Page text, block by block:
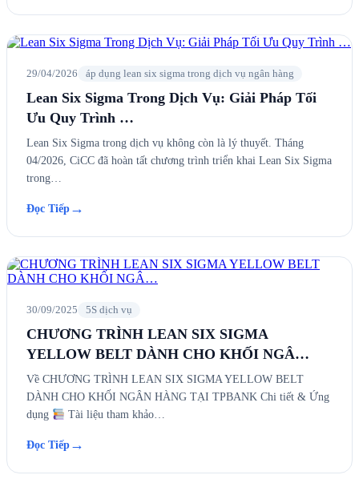
29/04/2026 áp dụng lean six sigma trong dịch vụ ngân hàng
Lean Six Sigma Trong Dịch Vụ: Giải Pháp Tối
Ưu Quy Trình …
Lean Six Sigma trong dịch vụ không còn là lý thuyết. Tháng
04/2026, CiCC đã hoàn tất chương trình triển khai Lean Six Sigma
trong…
Đọc Tiếp →
30/09/2025 5S dịch vụ
CHƯƠNG TRÌNH LEAN SIX SIGMA
YELLOW BELT DÀNH CHO KHỐI NGÂ…
Về CHƯƠNG TRÌNH LEAN SIX SIGMA YELLOW BELT
DÀNH CHO KHỐI NGÂN HÀNG TẠI TPBANK Chi tiết & Ứng
dụng
Tài liệu tham khảo…
Đọc Tiếp →